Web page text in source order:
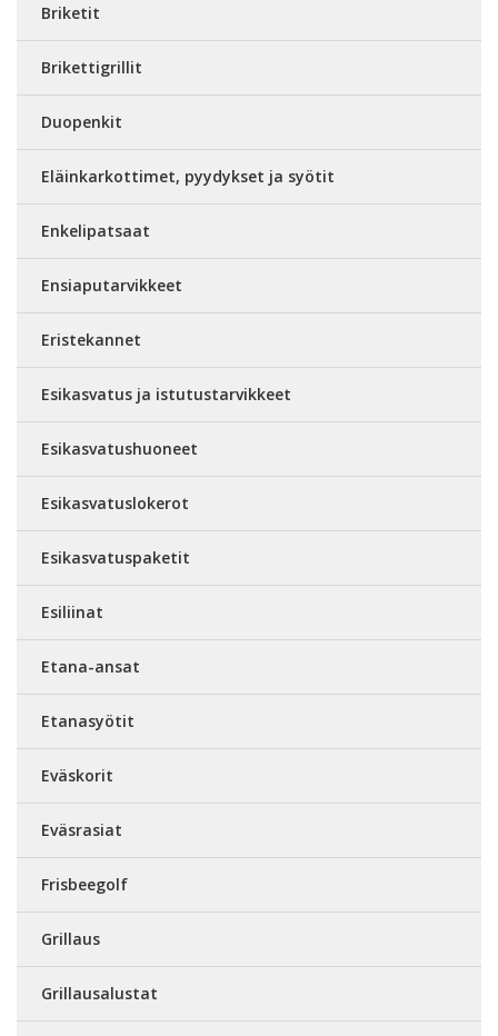
Briketit
Brikettigrillit
Duopenkit
Eläinkarkottimet, pyydykset ja syötit
Enkelipatsaat
Ensiaputarvikkeet
Eristekannet
Esikasvatus ja istutustarvikkeet
Esikasvatushuoneet
Esikasvatuslokerot
Esikasvatuspaketit
Esiliinat
Etana-ansat
Etanasyötit
Eväskorit
Eväsrasiat
Frisbeegolf
Grillaus
Grillausalustat